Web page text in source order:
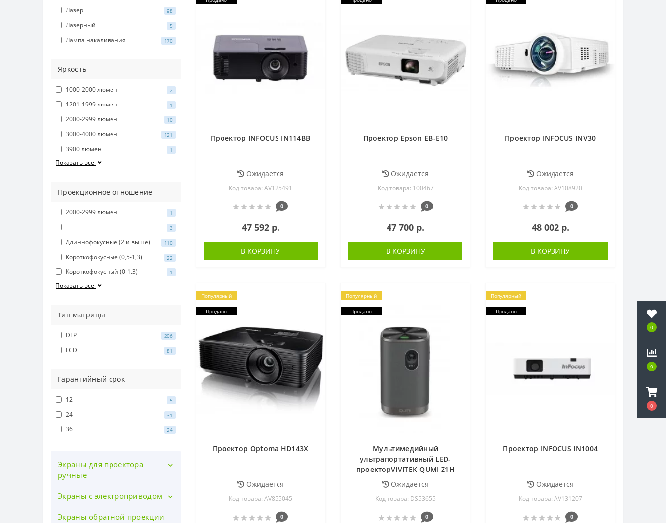
0
0
0
Лазер 98
Лазерный 5
Лампа накаливания 170
Яркость
1000-2000 люмен 2
1201-1999 люмен 1
2000-2999 люмен 10
3000-4000 люмен 121
3900 люмен 1
Показать все
Проекционное отношение
2000-2999 люмен 1
3
Длиннофокусные (2 и выше) 110
Короткофокусные (0,5-1,3) 22
Короткофокусный (0-1.3) 1
Показать все
Тип матрицы
DLP 206
LCD 81
Гарантийный срок
12 5
24 31
36 24
Экраны для проектора
ручные
Мобильные (складные)
Надувные экраны
Экраны с электроприводом
ALR экраны
Экраны обратной проекции
Проектор INFOCUS IN114BB
Ожидается
Код товара: AV125491
0
47 592 р.
В КОРЗИНУ
Проектор Epson EB-E10
Ожидается
Код товара: 100467
0
47 700 р.
В КОРЗИНУ
Проектор INFOCUS INV30
Ожидается
Код товара: AV108920
0
48 002 р.
В КОРЗИНУ
Популярный
Продано
Проектор Optoma HD143X
Ожидается
Код товара: AV855045
0
Популярный
Продано
Мультимедийный
ультрапортативный LED-
проекторVIVITEK QUMI Z1H
Ожидается
Код товара: DS53655
0
Популярный
Продано
Проектор INFOCUS IN1004
Ожидается
Код товара: AV131207
0